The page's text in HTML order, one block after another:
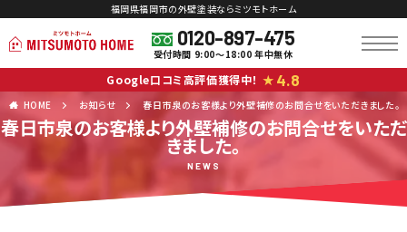
福岡県福岡市の外壁塗装ならミツモトホーム
0120-897-475
受付時間 9:00～18:00 年中無休
Google口コミ高評価獲得中！ ★ 4.8
HOME お知らせ 春日市泉のお客様より外壁補修のお問合せをいただきました。
春日市泉のお客様より外壁補修のお問合せをいただ
きました。
NEWS